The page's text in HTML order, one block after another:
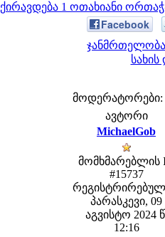
ქირავდება 1 ოთახიანი
Facebook
სახის
მოდერატორები:
ავტორი
MichaelGob
მომხმარებლის
#15737
პარასკევი, 09
აგვისტო 2024
12:16